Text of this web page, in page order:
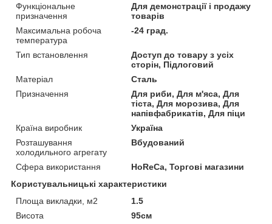
Функціональне
призначення
Для демонстрації і продажу
товарів
Максимальна робоча
температура
-24 град.
Тип встановлення
Доступ до товару з усіх
сторін, Підлоговий
Матеріал
Сталь
Призначення
Для риби, Для м'яса, Для
тіста, Для морозива, Для
напівфабрикатів, Для піци
Країна виробник
Україна
Розташування
холодильного агрегату
Вбудований
Сфера використання
HoReCa, Торгові магазини
Користувальницькі характеристики
Площа викладки, м2
1.5
Висота
95см